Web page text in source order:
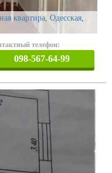
квартира, Одесская,
телефон:
098-567-64-99